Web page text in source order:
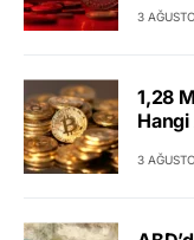
3
1,28
Hangi
3